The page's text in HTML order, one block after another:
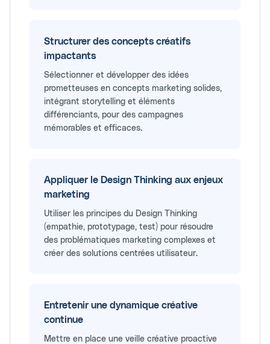
Structurer des concepts créatifs
impactants
Sélectionner et développer des idées
prometteuses en concepts marketing solides,
intégrant storytelling et éléments
différenciants, pour des campagnes
mémorables et efficaces.
Appliquer le Design Thinking aux enjeux
marketing
Utiliser les principes du Design Thinking
(empathie, prototypage, test) pour résoudre
des problématiques marketing complexes et
créer des solutions centrées utilisateur.
Entretenir une dynamique créative
continue
Mettre en place une veille créative proactive